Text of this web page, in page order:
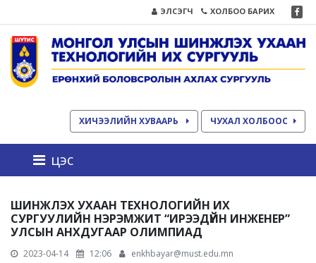
ЭЛСЭГЧ ХОЛБОО БАРИХ
ХИЧЭЭЛИЙН ХУВААРЬ ЧУХАЛ ХОЛБООС
цэс
ШИНЖЛЭХ УХААН ТЕХНОЛОГИЙН ИХ
СУРГУУЛИЙН НЭРЭМЖИТ “ИРЭЭДҮЙН ИНЖЕНЕР”
УЛСЫН АНХДУГААР ОЛИМПИАД
2023-04-14 12:06 enkhbayar@must.edu.mn